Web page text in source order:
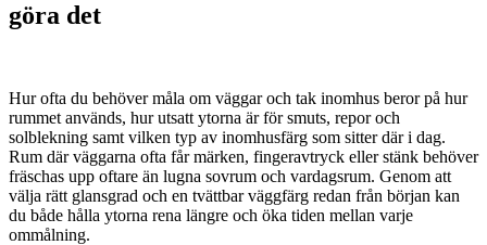
göra det
Hur ofta du behöver måla om väggar och tak inomhus beror på hur
rummet används, hur utsatt ytorna är för smuts, repor och
solblekning samt vilken typ av inomhusfärg som sitter där i dag.
Rum där väggarna ofta får märken, fingeravtryck eller stänk behöver
fräschas upp oftare än lugna sovrum och vardagsrum. Genom att
välja rätt glansgrad och en tvättbar väggfärg redan från början kan
du både hålla ytorna rena längre och öka tiden mellan varje
ommålning.